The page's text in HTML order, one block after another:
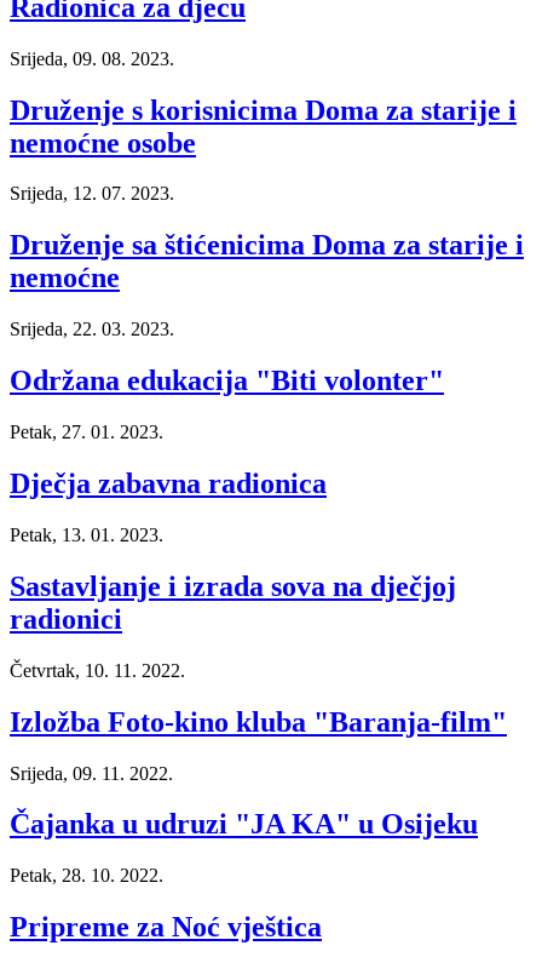
Radionica za djecu
Srijeda, 09. 08. 2023.
Druženje s korisnicima Doma za starije i
nemoćne osobe
Srijeda, 12. 07. 2023.
Druženje sa štićenicima Doma za starije i
nemoćne
Srijeda, 22. 03. 2023.
Održana edukacija "Biti volonter"
Petak, 27. 01. 2023.
Dječja zabavna radionica
Petak, 13. 01. 2023.
Sastavljanje i izrada sova na dječjoj
radionici
Četvrtak, 10. 11. 2022.
Izložba Foto-kino kluba "Baranja-film"
Srijeda, 09. 11. 2022.
Čajanka u udruzi "JA KA" u Osijeku
Petak, 28. 10. 2022.
Pripreme za Noć vještica